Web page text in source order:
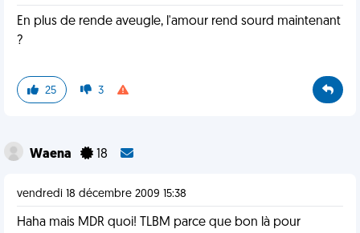
En plus de rende aveugle, l'amour rend sourd maintenant
?
25 3
Waena 18
vendredi 18 décembre 2009 15:38
Haha mais MDR quoi! TLBM parce que bon là pour